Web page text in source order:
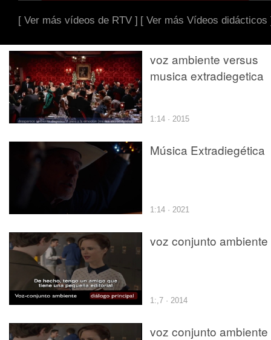
[ Ver más vídeos de RTV ] [ Ver más Vídeos didácticos
voz ambiente versus
musica extradiegetica
1:14 · 2015
Música Extradiegética
1:14 · 2021
voz conjunto ambiente
1:,7 · 2014
voz conjunto ambiente